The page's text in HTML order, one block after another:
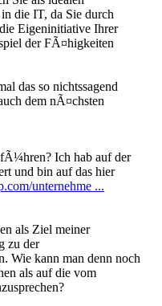
die IT, da Sie durch
Eigeninitiative Ihrer
der FÃ¤higkeiten
das so nichtssagend
dem nÃ¤chsten
Ich hab auf der
und bin auf das hier
unternehme ...
als Ziel meiner
zu der
Wie kann man denn noch
als auf die vom